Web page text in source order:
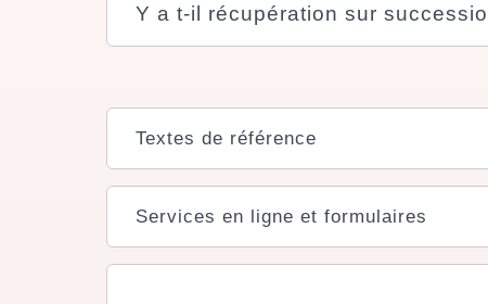
Y a t-il récupération sur
Textes de référence
Services en ligne et formulaires